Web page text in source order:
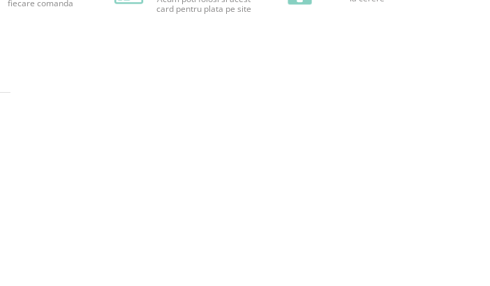
fiecare comanda
card pentru plata pe site